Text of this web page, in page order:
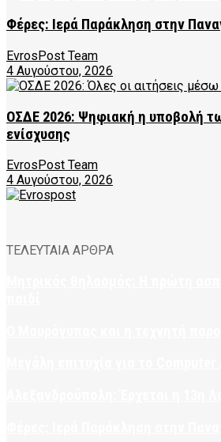
Φέρες: Ιερά Παράκληση στην
EvrosPost Team
4 Αυγούστου, 2026
ΟΣΔΕ 2026: Ψηφιακή η υποβολή
ενίσχυσης
EvrosPost Team
4 Αυγούστου, 2026
ΤΕΛΕΥΤΑΙΑ ΑΡΘΡΑ